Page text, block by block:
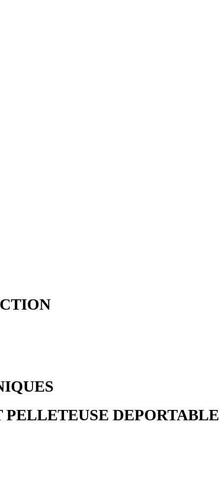
PELLETEUSE DEPORTABLE